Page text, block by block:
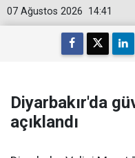
14:41
07 Ağustos 2026
Diyarbakır'da
açıklandı